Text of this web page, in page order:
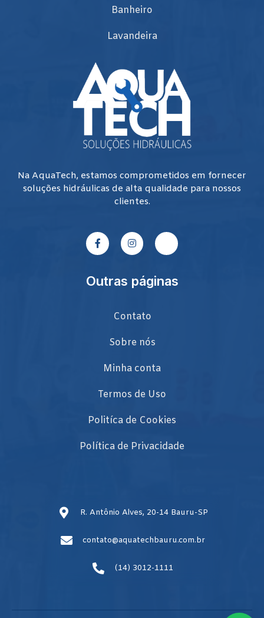
Banheiro
Lavandeira
Na AquaTech, estamos comprometidos em fornecer
soluções hidráulicas de alta qualidade para nossos
clientes.
Outras páginas
Contato
Sobre nós
Minha conta
Termos de Uso
Politíca de Cookies
Política de Privacidade
R. Antônio Alves, 20-14 Bauru-SP
contato@aquatechbauru.com.br
(14) 3012-1111